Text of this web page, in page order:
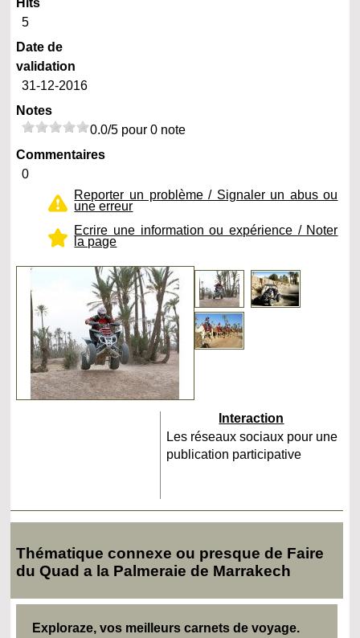
5
Date de
validation
31-12-2016
Notes
0.0/5 pour 0 note
Commentaires
0
Reporter un problème / Signaler un abus ou
une erreur
Ecrire une information ou expérience / Noter
la page
Interaction
Les réseaux sociaux pour une
publication participative
Thématique connexe ou presque de Faire
du Quad a la Palmeraie de Marrakech
Exploraze, vos meilleurs carnets de voyage.